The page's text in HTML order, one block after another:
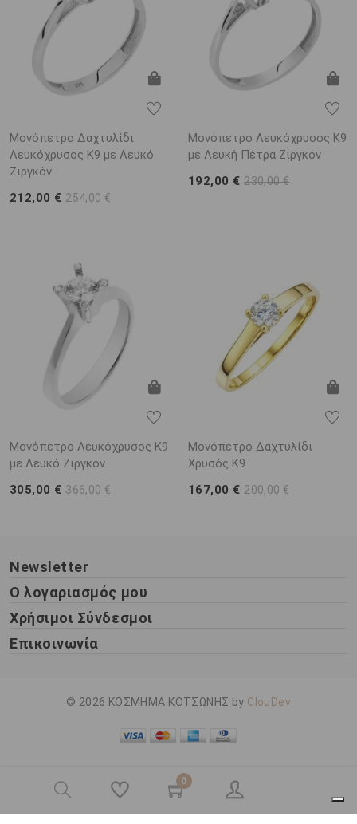
0
Μονόπετρο Δαχτυλίδι
Λευκόχρυσος Κ9 με Λευκό
Ζιργκόν
212,00 €254,00 €
Μονόπετρο Λευκόχρυσος Κ9
με Λευκή Πέτρα Ζιργκόν
192,00 €230,00 €
Μονόπετρο Λευκόχρυσος Κ9
με Λευκό Ζιργκόν
305,00 €366,00 €
Μονόπετρο Δαχτυλίδι
Χρυσός Κ9
167,00 €200,00 €
Newsletter
Ο λογαριασμός μου
Χρήσιμοι Σύνδεσμοι
Επικοινωνία
© 2026 ΚΟΣΜΗΜΑ ΚΟΤΣΩΝΗΣ by ClouDev